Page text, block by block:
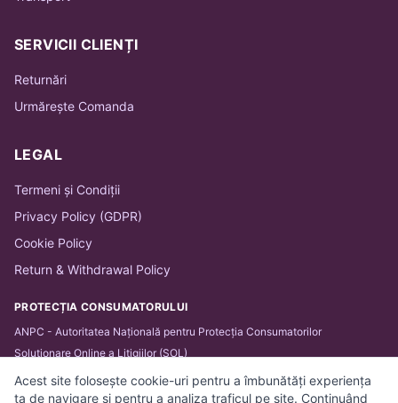
SERVICII CLIENȚI
Returnări
Urmărește Comanda
LEGAL
Termeni și Condiții
Privacy Policy (GDPR)
Cookie Policy
Return & Withdrawal Policy
PROTECȚIA CONSUMATORULUI
ANPC - Autoritatea Națională pentru Protecția Consumatorilor
Soluționare Online a Litigiilor (SOL)
Acest site folosește cookie-uri pentru a îmbunătăți experiența
ta de navigare și pentru a analiza traficul pe site. Continuând